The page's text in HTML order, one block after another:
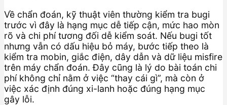
Về chẩn đoán, kỹ thuật viên thường kiểm tra bugi
trước vì đây là hạng mục dễ tiếp cận, mức hao mòn
rõ và chi phí tương đối dễ kiểm soát. Nếu bugi tốt
nhưng vẫn có dấu hiệu bỏ máy, bước tiếp theo là
kiểm tra mobin, giắc điện, dây dẫn và dữ liệu misfire
trên máy chẩn đoán. Đây cũng là lý do bài toán chi
phí không chỉ nằm ở việc “thay cái gì”, mà còn ở
việc xác định đúng xi-lanh hoặc đúng hạng mục
gây lỗi.